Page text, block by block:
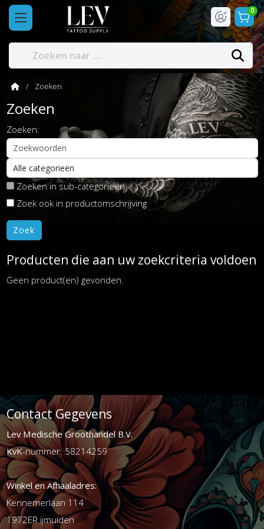
0
Zoeken
Zoeken
Zoeken:
Zoeken in sub-categorieën
Zoek ook in productomschrijving
Producten die aan uw zoekcriteria voldoen
Geen product(en) gevonden.
Contact Gegevens
Lev Medische Groothandel B.V.
KvK-nummer: 58214259
Winkel en Afhaaladres:
Kennemerlaan 114
1972ER ijmuiden